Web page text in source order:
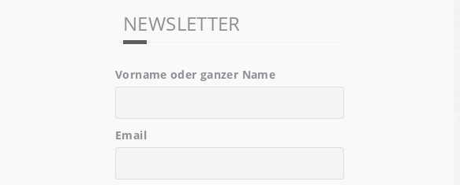
NEWSLETTER
Vorname oder ganzer Name
Email